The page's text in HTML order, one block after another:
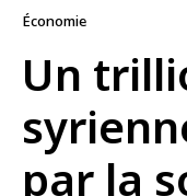
Économie
Un
par la